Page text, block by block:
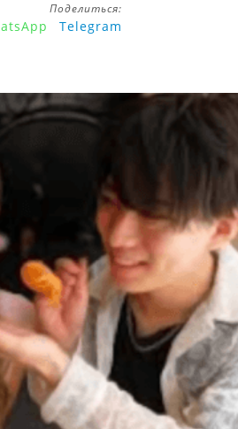
Поделиться:
Telegram